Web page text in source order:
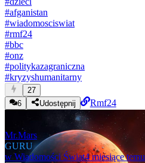
#afganistan
#wiadomosciswiat
#rmf24
#bbc
#onz
#politykazagraniczna
#kryzyshumanitarny
27
6
Udostępnij Rmf24
Mr.Mars
GURU
w Wiadomości Świat4 miesiące temu